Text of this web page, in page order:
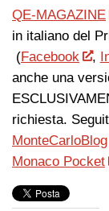
QE-MAGAZINE
in italiano del
(Facebook ,
anche una
richiesta.
MonteCarloBlog
Monaco Pocket